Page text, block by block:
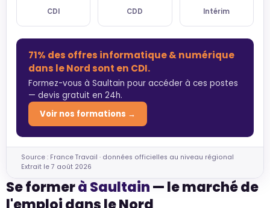
CDI CDD Intérim
71% des offres informatique & numérique
dans le Nord sont en CDI.
Formez-vous à Saultain pour accéder à ces postes
— devis gratuit en 24h.
Voir nos formations →
Source : France Travail · données officielles au niveau régional
Extrait le 7 août 2026
Se formerà Saultain— le marché de